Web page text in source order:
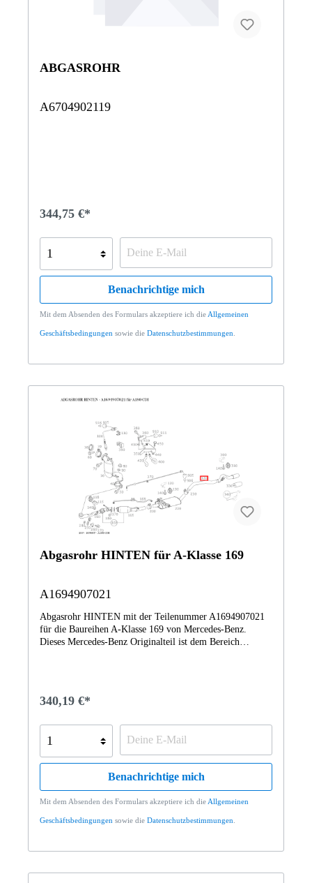
ABGASROHR
A6704902119
344,75 €*
Benachrichtige mich
Mit dem Absenden des Formulars akzeptiere ich die Allgemeinen
Geschäftsbedingungen sowie die Datenschutzbestimmungen
Abgasrohr HINTEN für A-Klasse 169
A1694907021
Abgasrohr HINTEN mit der Teilenummer A1694907021
für die Baureihen A-Klasse 169 von Mercedes-Benz.
Dieses Mercedes-Benz Originalteil ist dem Bereich
wurde unter anderem verbaut in folgenden Modellen
Originalteile.
340,19 €*
Benachrichtige mich
Mit dem Absenden des Formulars akzeptiere ich die Allgemeinen
Geschäftsbedingungen sowie die Datenschutzbestimmungen